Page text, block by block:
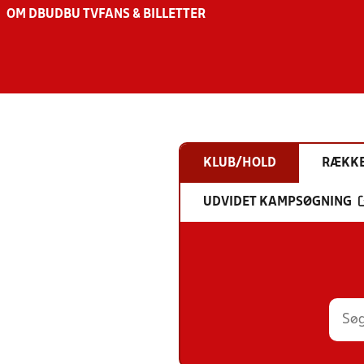
OM DBU DBU TV FANS & BILLETTER
KLUB/HOLD
UDVIDET KAMPSØGNING